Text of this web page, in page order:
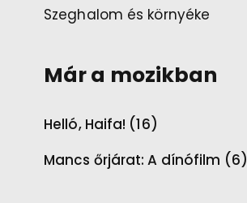
Szeghalom és környéke
Már a mozikban
Helló, Haifa! (16)
Mancs őrjárat: A dínófilm (6)